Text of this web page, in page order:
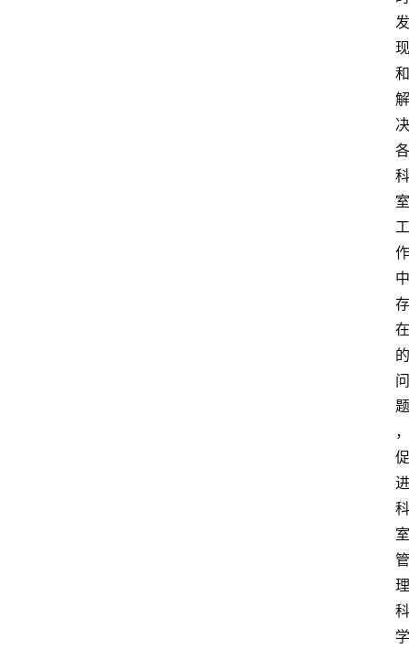
发
现
和
解
决
各
科
室
工
作
中
存
在
的
问
题
，
促
进
科
室
管
理
科
学